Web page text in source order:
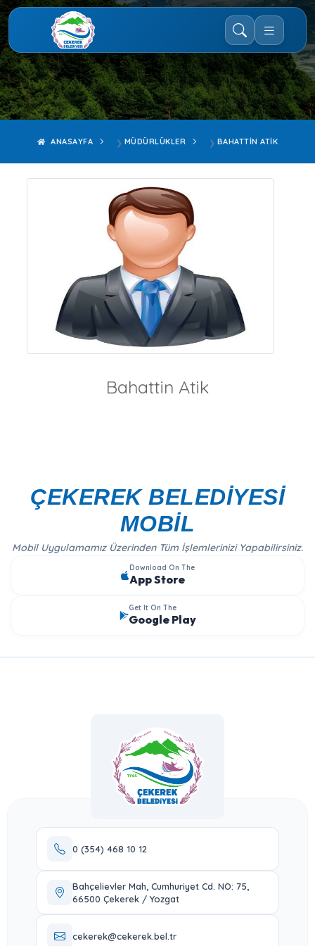
ANASAYFA MÜDÜRLÜKLER BAHATTIN ATIK
Bahattin Atik
ÇEKEREK BELEDİYESİ
MOBİL
Mobil Uygulamamız Üzerinden Tüm İşlemlerinizi Yapabilirsiniz.
Download On The
App Store
Get It On The
Google Play
0 (354) 468 10 12
Bahçelievler Mah, Cumhuriyet Cd. NO: 75,
66500 Çekerek / Yozgat
cekerek@cekerek.bel.tr